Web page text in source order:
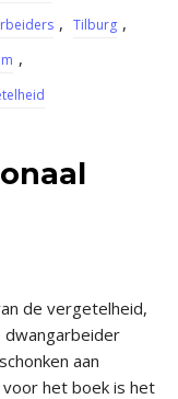
, Tilburg ,
,
de vergetelheid,
dwangarbeider
aan
voor het boek is het